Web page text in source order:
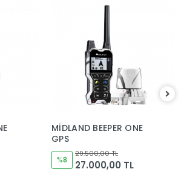
MİDLAND BEEPER ONE
GPS
%8
29.500,00 TL
27.000,00 TL